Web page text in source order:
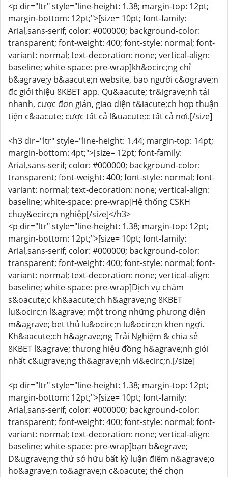
<p dir="ltr" style="line-height: 1.38; margin-top: 12pt;
margin-bottom: 12pt;">[size= 10pt; font-family:
Arial,sans-serif; color: #000000; background-color:
transparent; font-weight: 400; font-style: normal; font-
variant: normal; text-decoration: none; vertical-align:
baseline; white-space: pre-wrap]kh&ocirc;ng chỉ
b&agrave;y b&aacute;n website, bao người c&ograve;n
đc giới thiệu 8KBET app. Qu&aacute; tr&igrave;nh tải
nhanh, cược đơn giản, giao diện t&iacute;ch hợp thuận
tiện c&aacute; cược tất cả l&uacute;c tất cả nơi.[/size]
<h3 dir="ltr" style="line-height: 1.44; margin-top: 14pt;
margin-bottom: 4pt;">[size= 12pt; font-family:
Arial,sans-serif; color: #000000; background-color:
transparent; font-weight: 400; font-style: normal; font-
variant: normal; text-decoration: none; vertical-align:
baseline; white-space: pre-wrap]Hệ thống CSKH
chuy&ecirc;n nghiệp[/size]</h3>
<p dir="ltr" style="line-height: 1.38; margin-top: 12pt;
margin-bottom: 12pt;">[size= 10pt; font-family:
Arial,sans-serif; color: #000000; background-color:
transparent; font-weight: 400; font-style: normal; font-
variant: normal; text-decoration: none; vertical-align:
baseline; white-space: pre-wrap]Dịch vụ chăm
s&oacute;c kh&aacute;ch h&agrave;ng 8KBET
lu&ocirc;n l&agrave; một trong những phương diện
m&agrave; bet thủ lu&ocirc;n lu&ocirc;n khen ngợi.
Kh&aacute;ch h&agrave;ng Trải Nghiệm & chia sẻ
8KBET l&agrave; thương hiệu đồng h&agrave;nh giỏi
nhất c&ugrave;ng th&agrave;nh vi&ecirc;n.[/size]
<p dir="ltr" style="line-height: 1.38; margin-top: 12pt;
margin-bottom: 12pt;">[size= 10pt; font-family:
Arial,sans-serif; color: #000000; background-color:
transparent; font-weight: 400; font-style: normal; font-
variant: normal; text-decoration: none; vertical-align:
baseline; white-space: pre-wrap]bạn b&egrave;
D&ugrave;ng thử sở hữu bất kỳ luận điểm n&agrave;o
ho&agrave;n to&agrave;n c&oacute; thể chọn